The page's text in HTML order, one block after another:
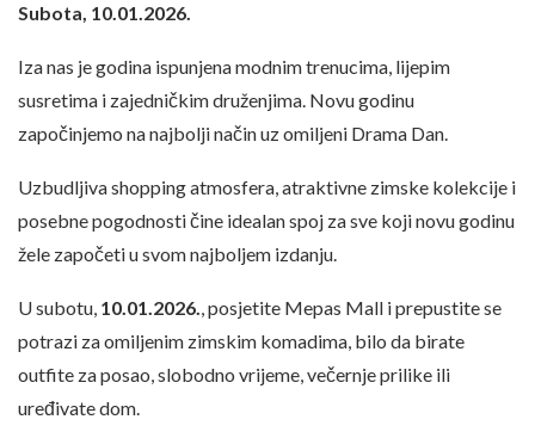
Subota, 10.01.2026.
Iza nas je godina ispunjena modnim trenucima, lijepim
susretima i zajedničkim druženjima. Novu godinu
započinjemo na najbolji način uz omiljeni Drama Dan.
Uzbudljiva shopping atmosfera, atraktivne zimske kolekcije i
posebne pogodnosti čine idealan spoj za sve koji novu godinu
žele započeti u svom najboljem izdanju.
U subotu, 10.01.2026., posjetite Mepas Mall i prepustite se
potrazi za omiljenim zimskim komadima, bilo da birate
outfite za posao, slobodno vrijeme, večernje prilike ili
uređivate dom.